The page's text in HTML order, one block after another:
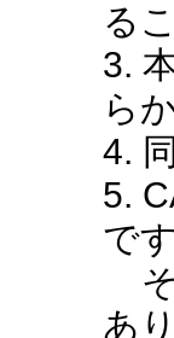
る
3.
ら
4.
5.
です
そ
あ